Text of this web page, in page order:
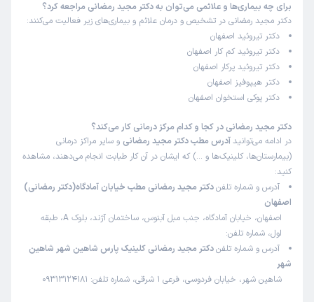
این پزشک را پیشنهاد میکنم
زمان انتظار:0-15 دقیقه
بسیار عالی و حرفه ای
علت مراجعه: درمان اختلالات تیروئید (کم‌کاری، پرکاری، ندول‌ها)
کاربر دکترتو
(
1405/05/11
زمان انتظار:15-45 دقیقه
بسیارعالی
علت مراجعه: تشخیص و درمان دیابت و عوارض آن
کاربر دکترتو
نوبت مطب از دکترتو
برای چه بیماری‌ها و علائمی می‌توان به دکتر مجید رمضانی مراجعه کرد؟
دکتر مجید رمضانی در تشخیص و درمان علائم و بیماری‌های زیر فعالیت می‌کنند:
دکتر تیروئید اصفهان
دکتر تیروئید کم کار اصفهان
دکتر تیروئید پرکار اصفهان
دکتر هیپوفیز اصفهان
دکتر پوکی استخوان اصفهان
دکتر مجید رمضانی در کجا و کدام مرکز درمانی کار می‌کند؟
در ادامه می‌توانید آدرس مطب دکتر مجید رمضانی و سایر مراکز درمانی
(بیمارستان‌ها، کلینیک‌ها و …) که ایشان در آن کار طبابت انجام می‌دهند، مشاهده
کنید:
آدرس و شماره تلفندکتر مجید رمضانی مطب خیابان آمادگاه(دکتر رمضانی)
اصفهان
اصفهان، خیابان آمادگاه، جنب مبل آبنوس، ساختمان آژند، بلوک A، طبقه
اول، شماره تلفن:
آدرس و شماره تلفندکتر مجید رمضانی کلینیک پارس شاهین شهر شاهین
شهر
شاهین شهر، خیابان فردوسی، فرعی 1 شرقی، شماره تلفن: 09313124181